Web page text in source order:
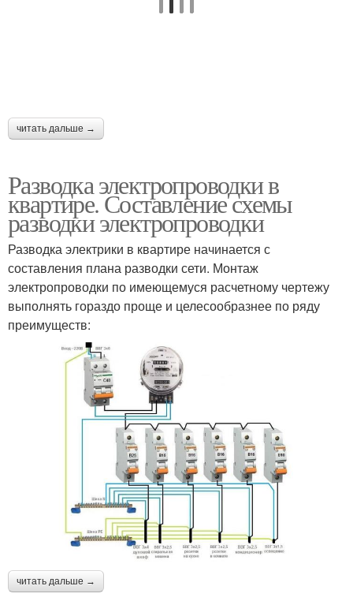
читать дальше →
Разводка электропроводки в
квартире. Составление схемы
разводки электропроводки
Разводка электрики в квартире начинается с
составления плана разводки сети. Монтаж
электропроводки по имеющемуся расчетному чертежу
выполнять гораздо проще и целесообразнее по ряду
преимуществ:
читать дальше →